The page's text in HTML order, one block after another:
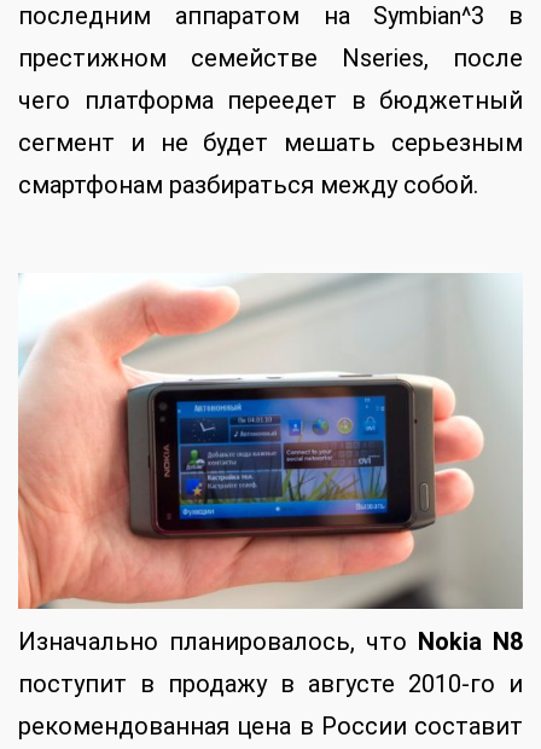
последним аппаратом на Symbian^3 в
престижном семействе Nseries, после
чего платформа переедет в бюджетный
сегмент и не будет мешать серьезным
смартфонам разбираться между собой.
Изначально планировалось, что Nokia N8
поступит в продажу в августе 2010-го и
рекомендованная цена в России составит